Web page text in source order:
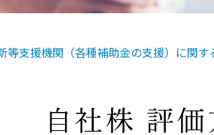
等支援機関（各種補助金の支援）に関す
自社株 評